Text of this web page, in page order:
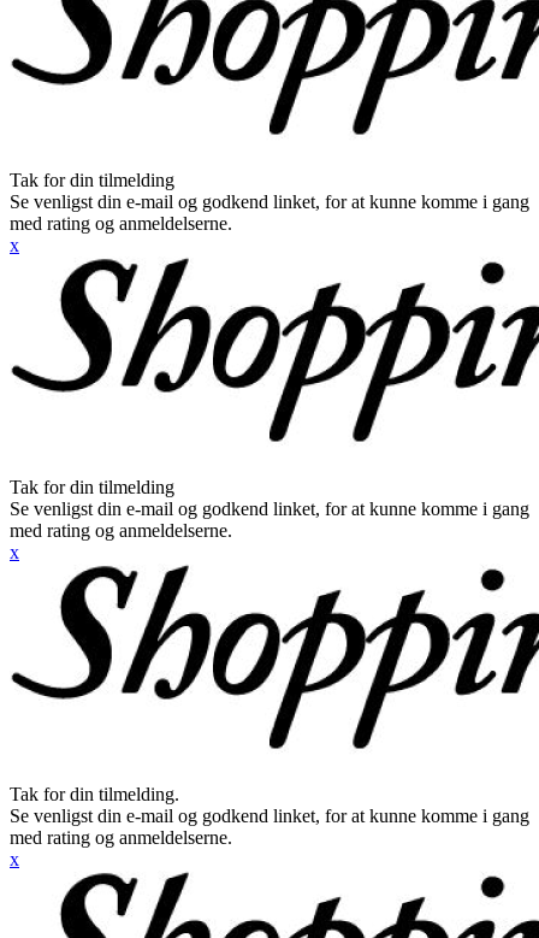
Tak for din tilmelding
Se venligst din e-mail og godkend linket, for at kunne komme i gang
med rating og anmeldelserne.
x
Tak for din tilmelding
Se venligst din e-mail og godkend linket, for at kunne komme i gang
med rating og anmeldelserne.
x
Tak for din tilmelding.
Se venligst din e-mail og godkend linket, for at kunne komme i gang
med rating og anmeldelserne.
x